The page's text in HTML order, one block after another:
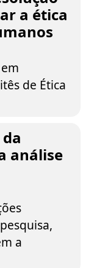
a ética
de Ética
análise
a